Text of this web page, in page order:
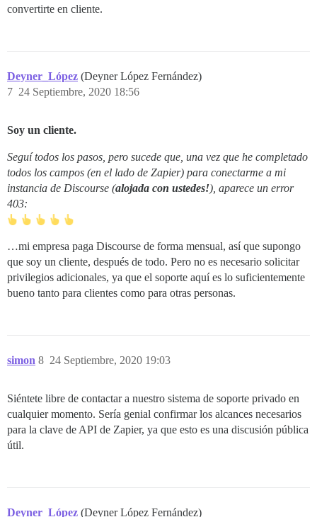
convertirte en cliente.
Deyner_López (Deyner López Fernández)
24 Septiembre, 2020 18:56
7
Soy un cliente.
Seguí todos los pasos, pero sucede que, una vez que he completado
todos los campos (en el lado de Zapier) para conectarme a mi
instancia de Discourse (alojada con ustedes!), aparece un error
403:
…mi empresa paga Discourse de forma mensual, así que supongo
que soy un cliente, después de todo. Pero no es necesario solicitar
privilegios adicionales, ya que el soporte aquí es lo suficientemente
bueno tanto para clientes como para otras personas.
simon 24 Septiembre, 2020 19:03
8
Siéntete libre de contactar a nuestro sistema de soporte privado en
cualquier momento. Sería genial confirmar los alcances necesarios
para la clave de API de Zapier, ya que esto es una discusión pública
útil.
Deyner_López (Deyner López Fernández)